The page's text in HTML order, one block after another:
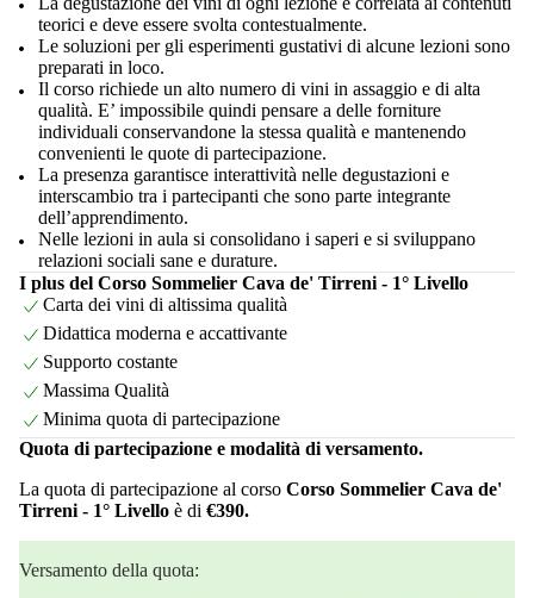
teorici e deve essere svolta contestualmente.
Le soluzioni per gli esperimenti gustativi di alcune lezioni sono
preparati in loco.
Il corso richiede un alto numero di vini in assaggio e di alta
qualità. E’ impossibile quindi pensare a delle forniture
individuali conservandone la stessa qualità e mantenendo
convenienti le quote di partecipazione.
La presenza garantisce interattività nelle degustazioni e
interscambio tra i partecipanti che sono parte integrante
dell’apprendimento.
Nelle lezioni in aula si consolidano i saperi e si sviluppano
relazioni sociali sane e durature.
I plus del Corso Sommelier Cava de' Tirreni - 1° Livello
Carta dei vini di altissima qualità
Didattica moderna e accattivante
Supporto costante
Massima Qualità
Minima quota di partecipazione
Quota di partecipazione e modalità di versamento.
La quota di partecipazione al corso Corso Sommelier Cava de'
Tirreni - 1° Livello è di €390.
Versamento della quota: